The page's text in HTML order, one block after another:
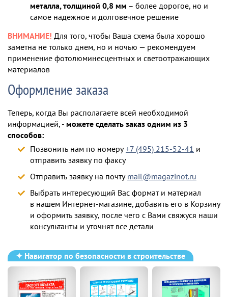
металла, толщиной 0,8 мм – более дорогое, но и
самое надежное и долговечное решение
ВНИМАНИЕ! Для того, чтобы Ваша схема была хорошо
заметна не только днем, но и ночью — рекомендуем
применение фотолюминесцентных и светоотражающих
материалов
Оформление заказа
Теперь, когда Вы располагаете всей необходимой
информацией, - можете сделать заказ одним из 3
способов:
Позвонить нам по номеру+7 (495) 215-52-41 и
отправить заявку по факсу
Отправить заявку на почту mail@magazinot.ru
Выбрать интересующий Вас формат и материал
в нашем Интернет-магазине, добавить его в Корзину
и оформить заявку, после чего с Вами свяжуся наши
консультанты и уточнят все детали
✦ Навигатор по безопасности в строительстве